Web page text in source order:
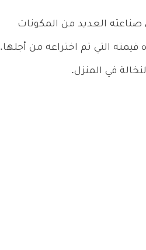
العديد من المكونات
قيمته التي تم اختراعه من أجلها.
في المنزل.